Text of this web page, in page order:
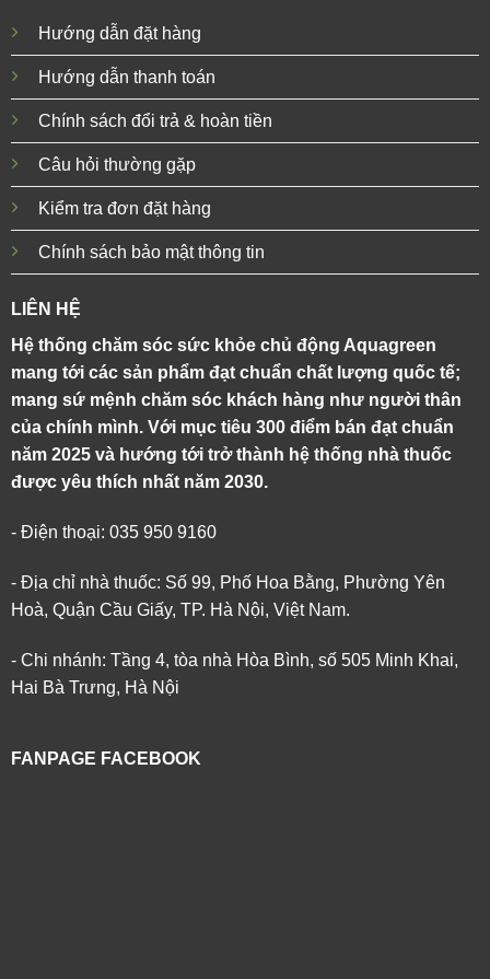
Hướng dẫn đặt hàng
Hướng dẫn thanh toán
Chính sách đổi trả & hoàn tiền
Câu hỏi thường gặp
Kiểm tra đơn đặt hàng
Chính sách bảo mật thông tin
LIÊN HỆ
Hệ thống chăm sóc sức khỏe chủ động Aquagreen
mang tới các sản phẩm đạt chuẩn chất lượng quốc tế;
mang sứ mệnh chăm sóc khách hàng như người thân
của chính mình. Với mục tiêu 300 điểm bán đạt chuẩn
năm 2025 và hướng tới trở thành hệ thống nhà thuốc
được yêu thích nhất năm 2030.
- Điện thoại: 035 950 9160
- Địa chỉ nhà thuốc: Số 99, Phố Hoa Bằng, Phường Yên
Hoà, Quận Cầu Giấy, TP. Hà Nội, Việt Nam.
- Chi nhánh: Tầng 4, tòa nhà Hòa Bình, số 505 Minh Khai,
Hai Bà Trưng, Hà Nội
FANPAGE FACEBOOK